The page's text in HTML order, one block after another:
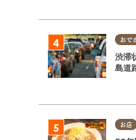
おで
渋滞
島道
お店